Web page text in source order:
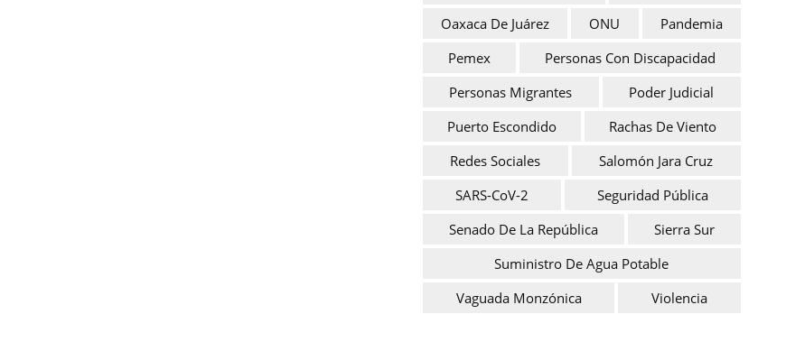
Oaxaca De Juárez
ONU
Pandemia
Pemex
Personas Con Discapacidad
Personas Migrantes
Poder Judicial
Puerto Escondido
Rachas De Viento
Redes Sociales
Salomón Jara Cruz
SARS-CoV-2
Seguridad Pública
Senado De La República
Sierra Sur
Suministro De Agua Potable
Vaguada Monzónica
Violencia